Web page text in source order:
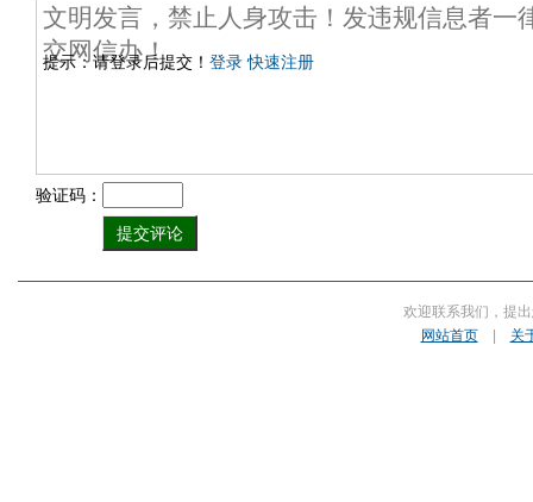
提示：请登录后提交！ 登录 快速注册
验证码：
欢迎联系我们，提
网站首页| 关